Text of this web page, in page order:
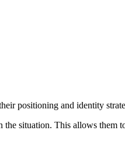
positioning and identity
the situation. This allows them